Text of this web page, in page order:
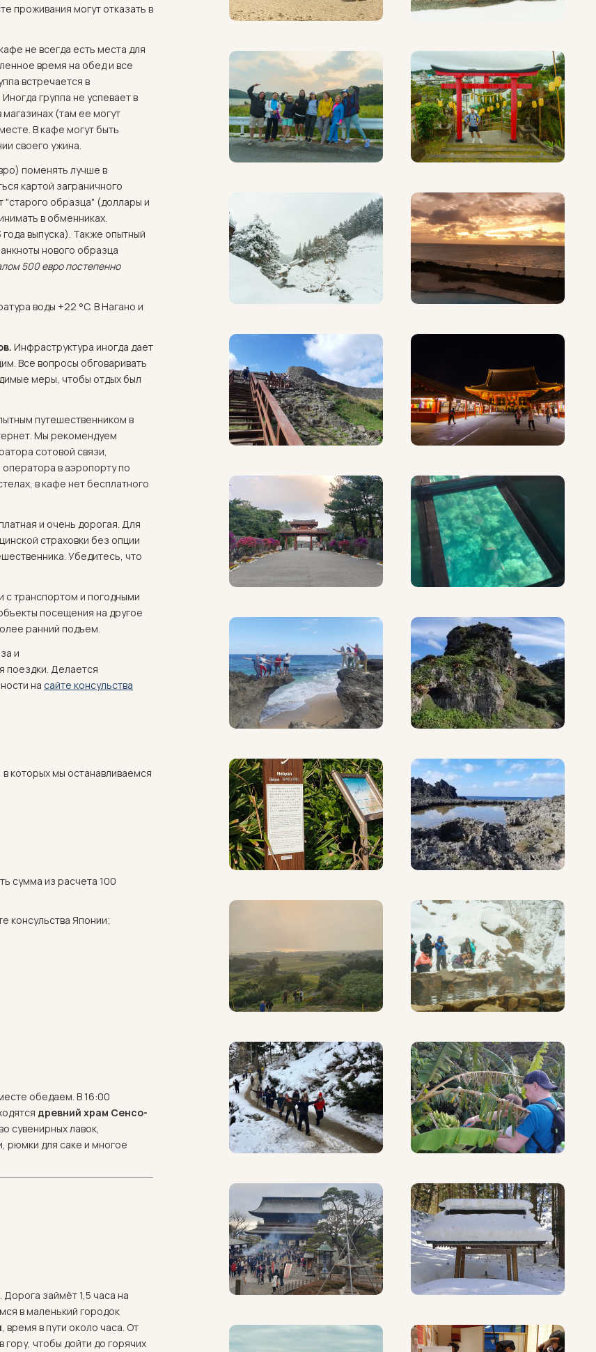
проживания могут отказать в
не всегда есть места для
время на обед и все
встречается в
группа не успевает в
(там ее могут
В кафе могут быть
своего ужина.
поменять лучше в
картой заграничного
"старого образца" (доллары и
в обменниках.
выпуска). Также опытный
нового образца
500 евро постепенно
воды +22 °C. В Нагано и
Инфраструктура иногда дает
Все вопросы обговаривать
меры, чтобы отдых был
путешественником в
Мы рекомендуем
сотовой связи,
оператора в аэропорту по
в кафе нет бесплатного
и очень дорогая. Для
страховки без опции
Убедитесь, что
с транспортом и погодными
посещения на другое
ранний подъем.
и
поездки. Делается
на сайте консульства
которых мы останавливаемся
сумма из расчета 100
консульства Японии;
обедаем. В 16:00
древний храм Сенсо-
сувенирных лавок,
рюмки для саке и многое
займёт 1,5 часа на
в маленький городок
, время в пути около часа. От
гору, чтобы дойти до горячих